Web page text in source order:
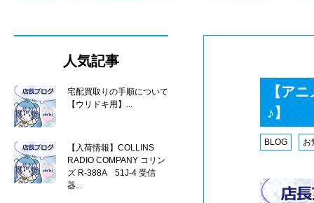
【ア
♪】
BLOG お
人気記事
宅配買取りの手順について
【ウリドキ用】...
【入荷情報】COLLINS
RADIO COMPANY コリン
ズ R-388A 51J-4 受信
器...